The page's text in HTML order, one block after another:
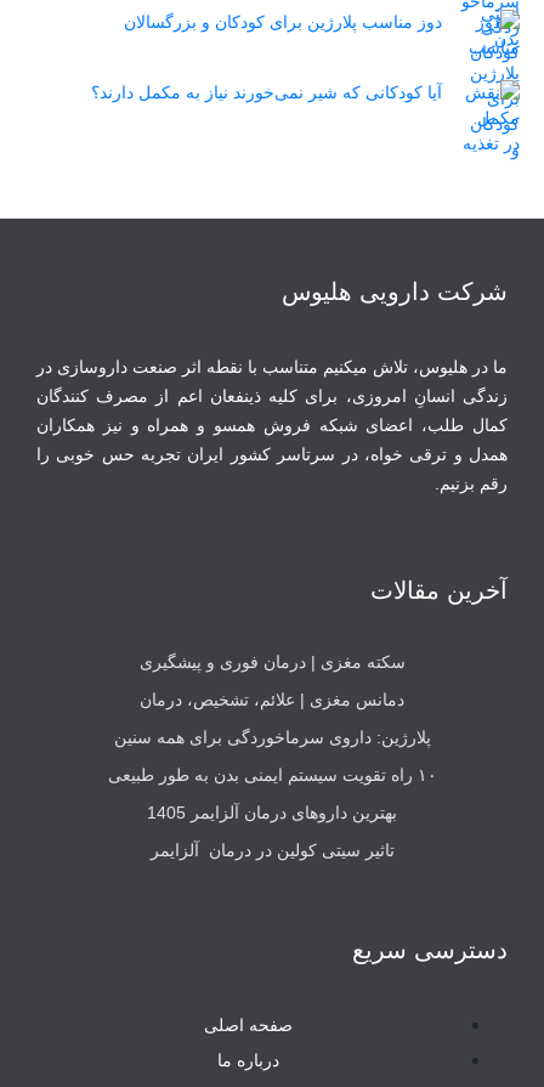
دوز مناسب پلارژین برای کودکان و بزرگسالان
آیا کودکانی که شیر نمی‌خورند نیاز به مکمل دارند؟
شرکت دارویی هلیوس
ما در هلیوس، تلاش می‏کنیم متناسب با نقطه‏ اثر صنعت داروسازی در
زندگی انسانِ امروزی، برای کلیه ذینفعان اعم از مصرف‏ کنندگان
‏کمال طلب، اعضای شبکه فروش همسو و همراه و نیز همکاران
همدل و ترقی‏ خواه، در سرتاسر کشور ایران تجربه حس خوبی را
رقم بزنیم.
آخرین مقالات
سکته مغزی | درمان فوری و پیشگیری
دمانس مغزی | علائم، تشخیص، درمان
پلارژین: داروی سرماخوردگی برای همه سنین
۱۰ راه تقویت سیستم ایمنی بدن به طور طبیعی
بهترین داروهای درمان آلزایمر 1405
تاثیر سیتی کولین در درمان آلزایمر
دسترسی سریع
صفحه اصلی
درباره ما